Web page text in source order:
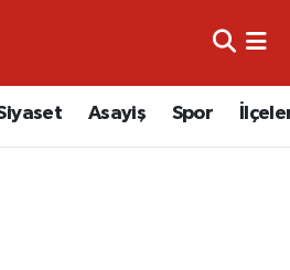
Asayiş Spor
ve Fikstür